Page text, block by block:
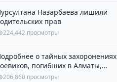
Назарбаева лишили
прав
224,442 просмотры
о тайных захоронениях
погибших в Алматы,
в полиции
206,860 просмотры